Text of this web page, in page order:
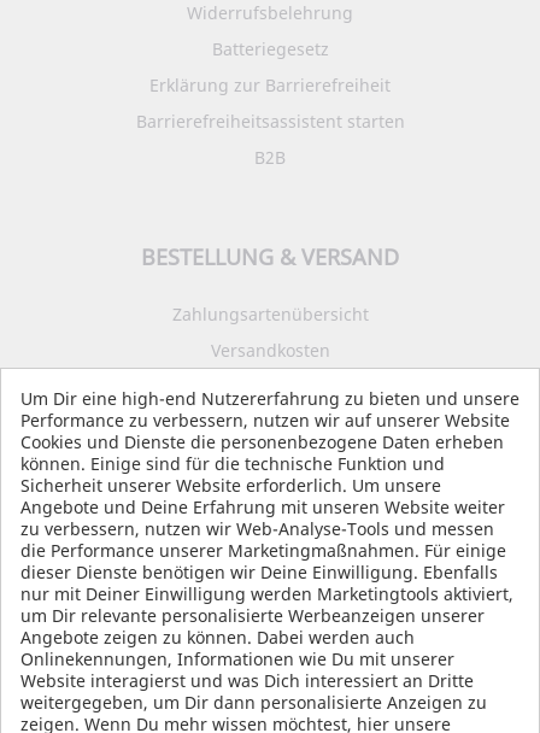
Widerrufsbelehrung
Batteriegesetz
Erklärung zur Barrierefreiheit
Barrierefreiheitsassistent starten
B2B
BESTELLUNG & VERSAND
Zahlungsartenübersicht
Versandkosten
Impressum
Datenschutz
AGB
SOCIAL MEDIA
Um Dir eine high-end Nutzererfahrung zu bieten und unsere
Performance zu verbessern, nutzen wir auf unserer Website
Cookies und Dienste die personenbezogene Daten erheben
können. Einige sind für die technische Funktion und
Sicherheit unserer Website erforderlich. Um unsere
Angebote und Deine Erfahrung mit unseren Website weiter
zu verbessern, nutzen wir Web-Analyse-Tools und messen
die Performance unserer Marketingmaßnahmen. Für einige
dieser Dienste benötigen wir Deine Einwilligung. Ebenfalls
nur mit Deiner Einwilligung werden Marketingtools aktiviert,
um Dir relevante personalisierte Werbeanzeigen unserer
Angebote zeigen zu können. Dabei werden auch
Onlinekennungen, Informationen wie Du mit unserer
Website interagierst und was Dich interessiert an Dritte
weitergegeben, um Dir dann personalisierte Anzeigen zu
zeigen. Wenn Du mehr wissen möchtest, hier unsere